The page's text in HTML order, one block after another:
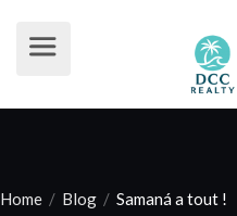
Home / Blog / Samaná a tout !